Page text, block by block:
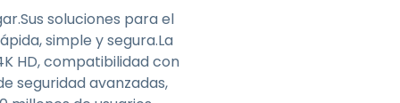
soluciones para el
simple y segura.La
HD, compatibilidad con
seguridad avanzadas,